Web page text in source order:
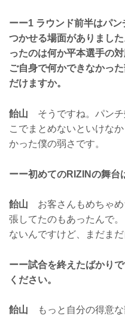
ーー1 ラウンド前半はパ
つかせる場面がありまし
ったのは何か平本選手の
ご自身で何かできなかっ
だけますか。
飴山 そうですね。パンチ
こでまとめないといけな
かった僕の弱さです。
ーー初めてのRIZINの舞台
飴山 お客さんもめちゃめ
張してたのもあったんで
ないんですけど、まだま
ーー試合を終えたばかり
ください。
飴山 もっと自分の得意な